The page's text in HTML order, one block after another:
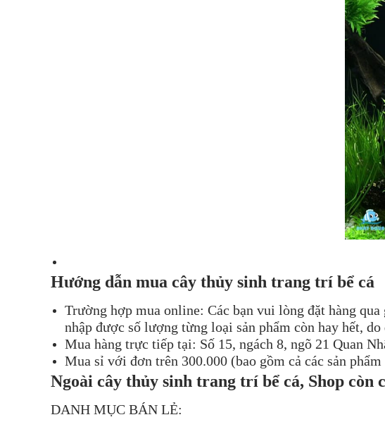
Hướng dẫn mua cây thủy sinh trang trí bể cá
Trường hợp mua online: Các bạn vui lòng đặt hàng qua
nhập được số lượng từng loại sản phẩm còn hay hết,
Mua hàng trực tiếp tại: Số 15, ngách 8, ngõ 21 Quan
Mua sỉ với đơn trên 300.000 (bao gồm cả các sản
Ngoài cây thủy sinh trang trí bể cá, Shop còn
DANH MỤC BÁN LẺ: